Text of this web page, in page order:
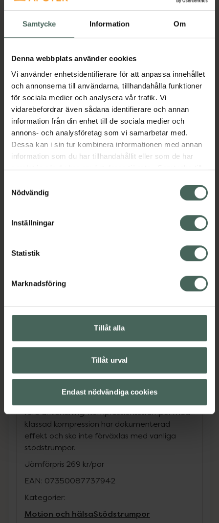
Samtycke Information Om
Denna webbplats använder cookies
Vi använder enhetsidentifierare för att anpassa innehållet
och annonserna till användarna, tillhandahålla funktioner
för sociala medier och analysera vår trafik. Vi
vidarebefordrar även sådana identifierare och annan
information från din enhet till de sociala medier och
annons- och analysföretag som vi samarbetar med.
Dessa kan i sin tur kombinera informationen med annan
information som du har tillhandahållit eller som de har
samlat in när du har använt deras tjänster. Samtycke till
återkalla ditt samtycke via webbplatsens
cookieinställningar. Ett återkallat samtycke påverkar inte
lagligheten av behandling som skett innan återkallelsen.
Nödvändig
Inställningar
Statistik
Marknadsföring
Tillåt alla
Tillåt urval
Endast nödvändiga cookies
Användningsområden:
- Långvarigt stående eller stillasittande
- Trötthetskänsla och svullnad i ben och fötter
- Förebyggande vid åderbråck och
blodproppar
Storleksguide: För att hitta rätt storlek, mät:
1) Omkrets runt ankeln där den är som smalast
(A)
2) Omkrets runt vaden där den är som bredast
(B)
Storlek S: A 17–20 cm, B 27–32 cm, Skostorlek
Storlek M: A 19–22 cm, B 29–35 cm, Skostorlek
Storlek L: A 20–24 cm, B 32–38 cm,
Storlek XL: A 22–26 cm, B 34–40 cm,
Storlek XXL: A 24–28 cm, B 37–44 cm,
före användning. Kompressionsstrumpor med
klassad kompression har dokumenterad
effekt och ska inte förväxlas med vanliga
stödstrumpor.
Jämförpris 269 kr/par
EAN: 07350087737942
Kategorier:
Motion och hälsaStödstrumpor